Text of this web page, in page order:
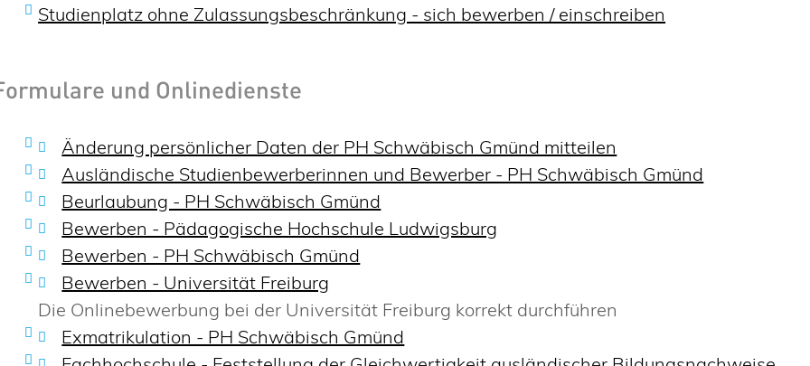
Studienplatz ohne Zulassungsbeschränkung - sich bewerben / einschreiben
und Onlinedienste
Änderung persönlicher Daten der PH Schwäbisch Gmünd mitteilen
Ausländische Studienbewerberinnen und Bewerber - PH Schwäbisch Gmünd
Beurlaubung - PH Schwäbisch Gmünd
Bewerben - Pädagogische Hochschule Ludwigsburg
Bewerben - PH Schwäbisch Gmünd
Bewerben - Universität Freiburg
Die Onlinebewerbung bei der Universität Freiburg korrekt durchführen
Exmatrikulation - PH Schwäbisch Gmünd